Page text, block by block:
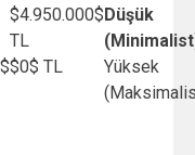
$4.950.000$
TL
Düşük
$0$ TL
Yüksek